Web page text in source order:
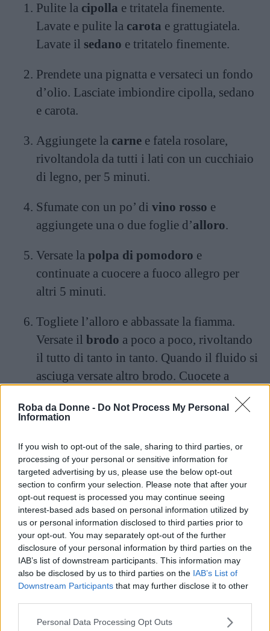
Roba da Donne - Do Not Process My Personal
Information
If you wish to opt-out of the sale, sharing to third parties, or
processing of your personal or sensitive information for
targeted advertising by us, please use the below opt-out
section to confirm your selection. Please note that after your
opt-out request is processed you may continue seeing
interest-based ads based on personal information utilized by
us or personal information disclosed to third parties prior to
your opt-out. You may separately opt-out of the further
disclosure of your personal information by third parties on the
IAB’s list of downstream participants. This information may
also be disclosed by us to third parties on the IAB’s List of
Downstream Participants that may further disclose it to other
Please note that this website/app uses one or more Google
Personal Data Processing Opt Outs
Pulite la cipolla e tritatela finemente.
Lavate e pulite la carota e grattugiatela.
Lavate il sedano e tritatelo finemente.
Prendete una pignatta e versateci un fondo
d’olio. Lasciate imbiondire cipolla, sedano
e carota.
Aggiungete la carne e fatela rosolare,
rivoltandola da tutti i lati con un cucchiaio
di legno, per 5 minuti.
Sfumate con un po’ di vino rosso e
aggiungete una o due foglie d’alloro.
Versate la polpa di pomodoro e
continuate a cuocere a fuoco allegro per
altri 5 minuti.
Togliete l’alloro e abbassate la fiamma.
Versate il brodo a poco a poco, rivoltando
il tutto di tanto in tanto. Quando il fluido si
asciuga versate altro brodo. Cuocete a
Aggiustate di
ramoscello dirosmarinoe servite.